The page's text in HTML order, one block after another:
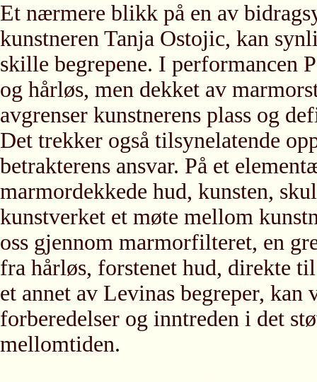
Et nærmere blikk på en av
kunstneren Tanja Ostojic, kan
skille begrepene. I performancen
og hårløs, men dekket av
avgrenser kunstnerens plass og
Det trekker også tilsynelatende
betrakterens ansvar. På et
marmordekkede hud, kunsten,
kunstverket et møte mellom
oss gjennom marmorfilteret, en
fra hårløs, forstenet hud, direkte
et annet av Levinas begreper,
forberedelser og inntreden i det
mellomtiden.